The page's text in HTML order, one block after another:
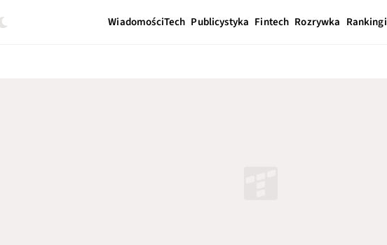
WiadomościTech Publicystyka Fintech Rozrywka Rankingi